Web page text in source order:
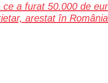
a furat 50.000 de
arestat în România